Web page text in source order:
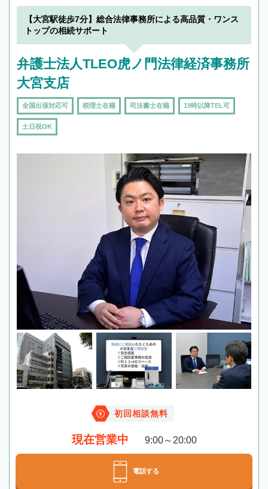
【大宮駅徒歩7分】総合法律事務所による高品質・ワンス
トップの相続サポート
弁護士法人TLEO虎ノ門法律経済事務所
大宮支店
全国出張対応可 税理士在籍 司法書士在籍 19時以降TEL可
土日祝OK
初回相談無料
現在営業中 9:00～20:00
電話する